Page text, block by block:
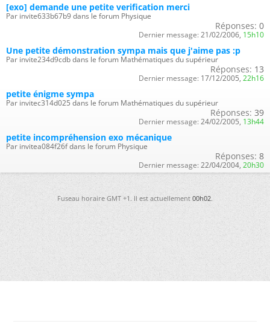
[exo] demande une petite verification merci
Par invite633b67b9 dans le forum Physique
Réponses: 0
Dernier message: 21/02/2006, 15h10
Une petite démonstration sympa mais que j'aime pas :p
Par invite234d9cdb dans le forum Mathématiques du supérieur
Réponses: 13
Dernier message: 17/12/2005, 22h16
petite énigme sympa
Par invitec314d025 dans le forum Mathématiques du supérieur
Réponses: 39
Dernier message: 24/02/2005, 13h44
petite incompréhension exo mécanique
Par invitea084f26f dans le forum Physique
Réponses: 8
Dernier message: 22/04/2004, 20h30
Fuseau horaire GMT +1. Il est actuellement00h02.